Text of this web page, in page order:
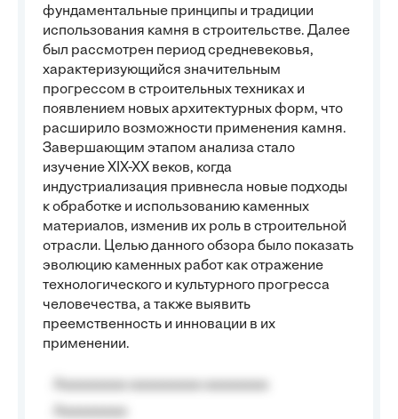
фундаментальные принципы и традиции
использования камня в строительстве. Далее
был рассмотрен период средневековья,
характеризующийся значительным
прогрессом в строительных техниках и
появлением новых архитектурных форм, что
расширило возможности применения камня.
Завершающим этапом анализа стало
изучение XIX-XX веков, когда
индустриализация привнесла новые подходы
к обработке и использованию каменных
материалов, изменив их роль в строительной
отрасли. Целью данного обзора было показать
эволюцию каменных работ как отражение
технологического и культурного прогресса
человечества, а также выявить
преемственность и инновации в их
применении.